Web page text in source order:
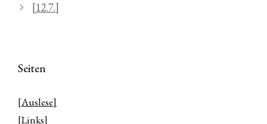
[12.7.]
Seiten
[Auslese]
[Links]